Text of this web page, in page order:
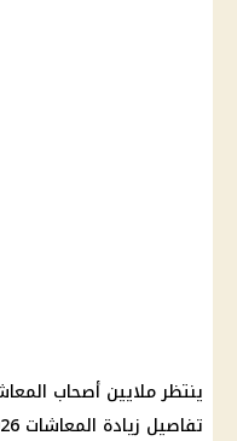
ينتظر ملايين أصحاب